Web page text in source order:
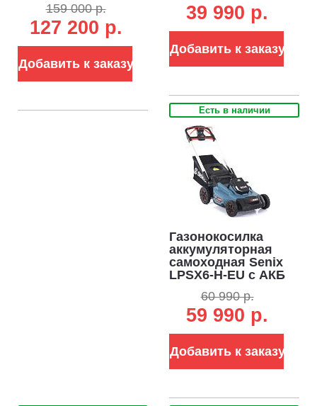
BX6015 и ЗУ
CX6080 - уценка
(RUS, BL 60В,
Maxi Connect, 54
см, 3 в 1, 70 л., 42
159 000 р.
127 200 р.
Добавить к заказу
(PRC, BL 2x20В,
43 см, пластик,
50 л, 16 кг)
39 990 p.
Добавить к заказу
Есть в наличии
Газонокосилка
аккумуляторная
самоходная Senix
LPSX6-H-EU с АКБ
BL 60В, 53 см,
1200 Вт, пластик,
3 в 1, 62 л, 27.65
кг)
60 990 р.
59 990 р.
Добавить к заказу